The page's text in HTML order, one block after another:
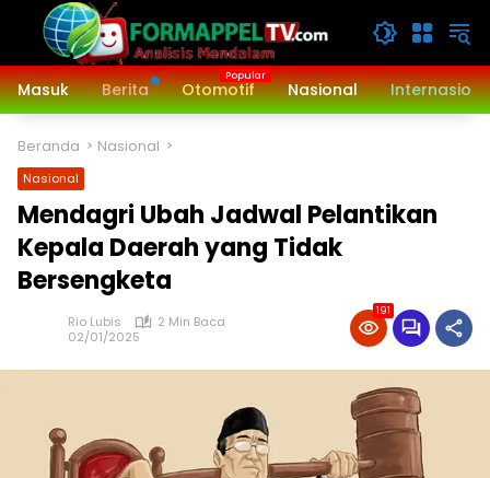
Langsung
konten
Masuk
Berita Otomotif Nasional
Beranda Nasional
Nasional
Mendagri Ubah Jadwal Pelantikan
Kepala Daerah yang Tidak
Bersengketa
Rio Lubis
2 Min Baca
02/01/2025
191